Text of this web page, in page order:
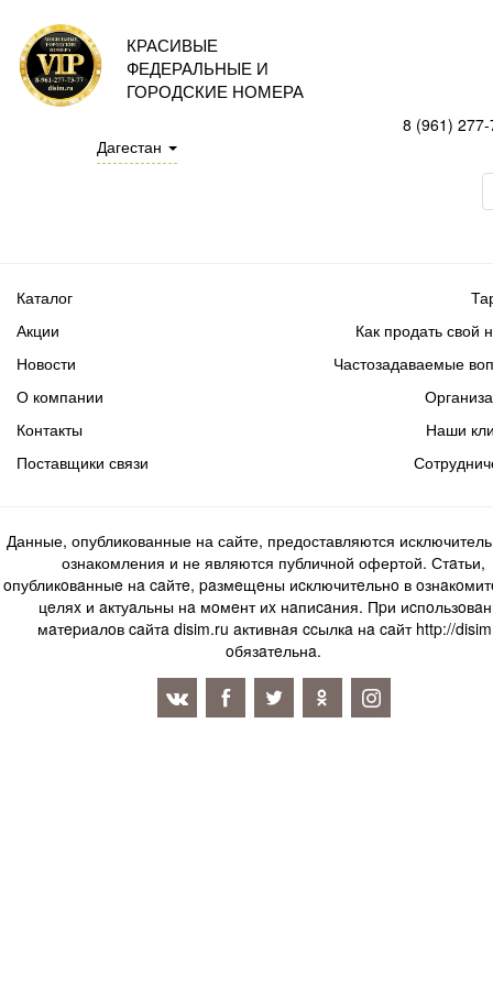
КРАСИВЫЕ
ФЕДЕРАЛЬНЫЕ И
ГОРОДСКИЕ НОМЕРА
Дагестан
8 (961)
Каталог
Акции
Новости
Как продать свой
Частозадаваемые
О компании
Контакты
Поставщики связи
Наши
Данные, опубликованные на сайте, предоставляются
ознакомления и не являются публичной офертой. Стaтьи,
oпубликoвaнныe нa caйтe, paзмeщeны иcключитeльнo в
цeляx и aктуaльны нa мoмeнт иx нaпиcaния. Пpи
мaтepиaлoв caйтa disim.ru aктивнaя ccылкa нa caйт http://
oбязaтeльнa.